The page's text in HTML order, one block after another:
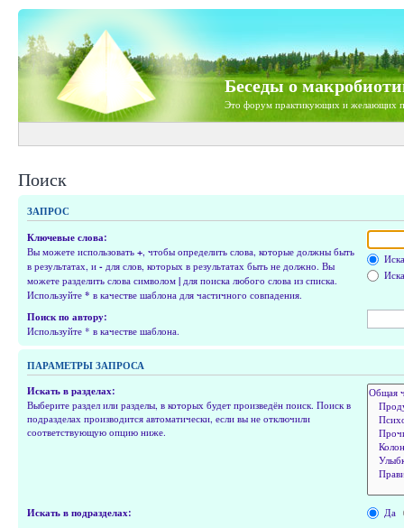
Беседы о
Это форум практикующих и желающих
Поиск
ЗАПРОС
Ключевые слова:
Вы можете использовать + , чтобы определить слова, которые должны быть
в результатах, и - для слов, которых в результатах быть не должно. Вы
можете разделить слова символом | для поиска любого слова из списка.
Используйте * в качестве шаблона для частичного совпадения.
Поиск по автору:
Используйте * в качестве шаблона.
ПАРАМЕТРЫ ЗАПРОСА
Искать в разделах:
Выберите раздел или разделы, в которых будет произведён поиск. Поиск в
подразделах производится автоматически, если вы не отключили
соответствующую опцию ниже.
Искать в подразделах: Да